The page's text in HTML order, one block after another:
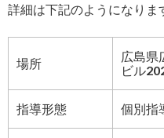
詳細は下記のようになりま
場所
広島県
ビル
指導形態 個別指